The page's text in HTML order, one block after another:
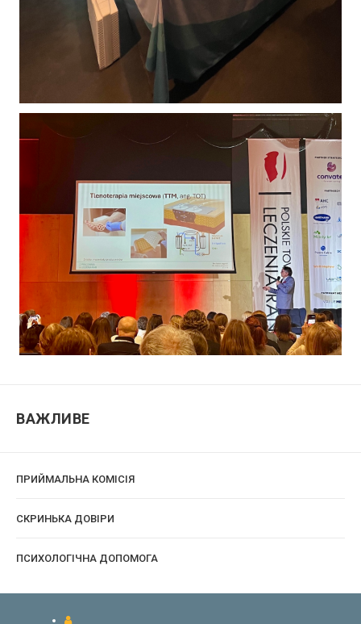
ВАЖЛИВЕ
ПРИЙМАЛЬНА КОМІСІЯ
CКРИНЬКА ДОВІРИ
ПСИХОЛОГІЧНА ДОПОМОГА